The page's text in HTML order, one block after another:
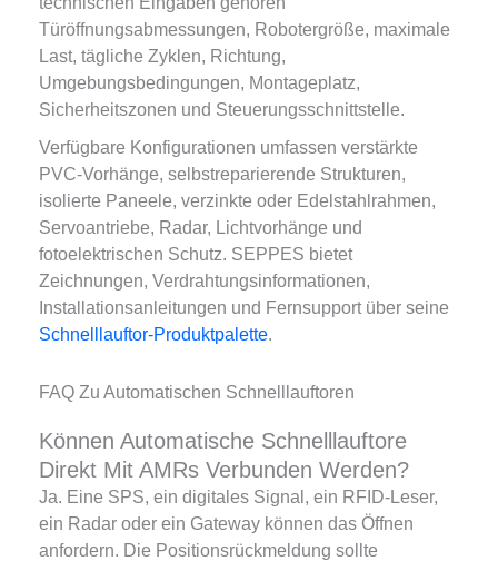
Türöffnungsabmessungen, Robotergröße, maximale
Last, tägliche Zyklen, Richtung,
Umgebungsbedingungen, Montageplatz,
Sicherheitszonen und Steuerungsschnittstelle.
Verfügbare Konfigurationen umfassen verstärkte
PVC-Vorhänge, selbstreparierende Strukturen,
isolierte Paneele, verzinkte oder Edelstahlrahmen,
Servoantriebe, Radar, Lichtvorhänge und
fotoelektrischen Schutz. SEPPES bietet
Zeichnungen, Verdrahtungsinformationen,
Installationsanleitungen und Fernsupport über seine
Schnelllauftor-Produktpalette.
FAQ Zu Automatischen Schnelllauftoren
Können Automatische Schnelllauftore
Direkt Mit AMRs Verbunden Werden?
Ja. Eine SPS, ein digitales Signal, ein RFID-Leser,
ein Radar oder ein Gateway können das Öffnen
anfordern. Die Positionsrückmeldung sollte